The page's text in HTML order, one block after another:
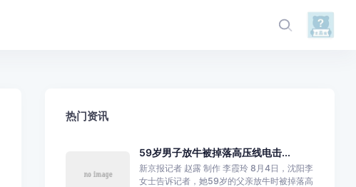
热门资讯
59岁男子放牛被掉落高压线电击...
新京报记者 赵露 制作 李霞玲 8月4日，沈阳李
女士告诉记者，她59岁的父亲放牛时被掉落高